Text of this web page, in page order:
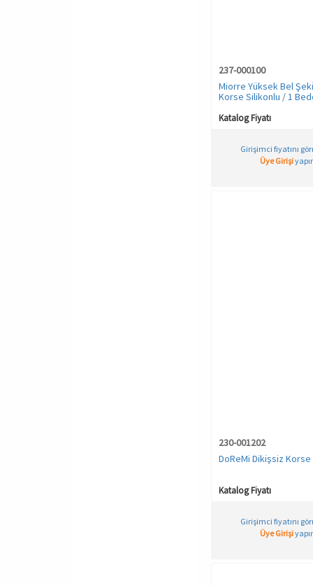
237-000100
Miorre Yüksek Bel
Korse Silikonlu / 1
Katalog Fiyatı
Girişimci fiyatını
Üye Girişi
230-001202
DoReMi Dikişsiz
Katalog Fiyatı
Girişimci fiyatını
Üye Girişi